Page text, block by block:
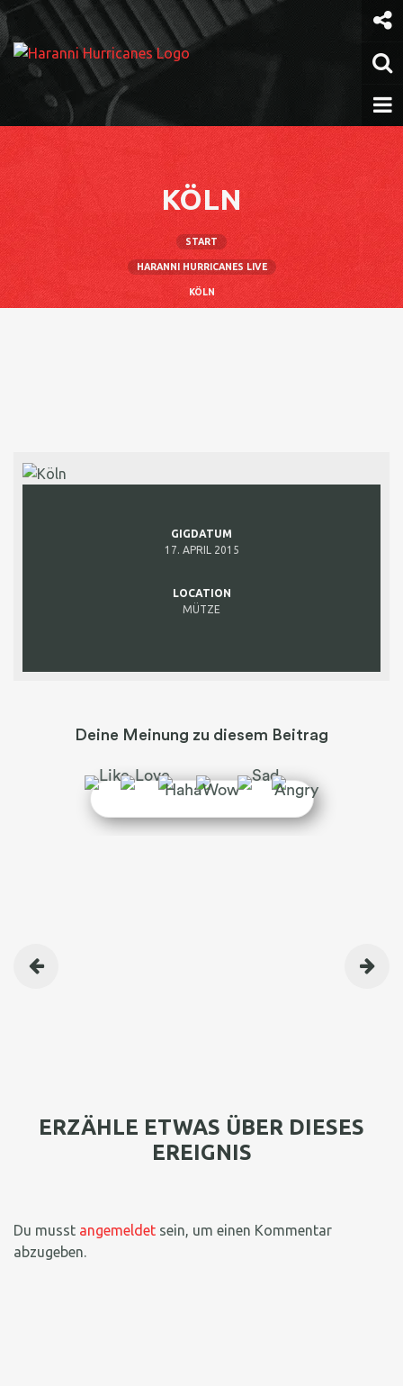
Weiter
zum
Inhalt
KÖLN
START
HARANNI HURRICANES LIVE
KÖLN
GIGDATUM
17. APRIL 2015
LOCATION
MÜTZE
Deine Meinung zu diesem Beitrag
BEITRAGSNAVIGATION
ERZÄHLE ETWAS ÜBER DIESES
EREIGNIS
Du musst angemeldet sein, um einen Kommentar
abzugeben.